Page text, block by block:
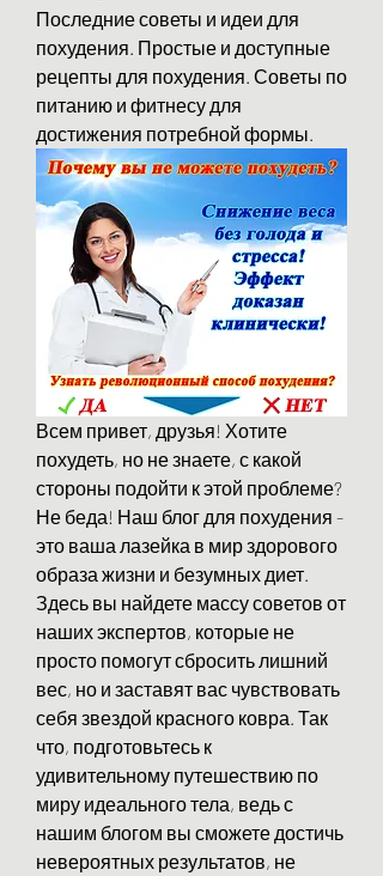
Последние советы и идеи для
похудения. Простые и доступные
рецепты для похудения. Советы по
питанию и фитнесу для
достижения потребной формы.
Всем привет, друзья! Хотите
похудеть, но не знаете, с какой
стороны подойти к этой проблеме?
Не беда! Наш блог для похудения -
это ваша лазейка в мир здорового
образа жизни и безумных диет.
Здесь вы найдете массу советов от
наших экспертов, которые не
просто помогут сбросить лишний
вес, но и заставят вас чувствовать
себя звездой красного ковра. Так
что, подготовьтесь к
удивительному путешествию по
миру идеального тела, ведь с
нашим блогом вы сможете достичь
невероятных результатов, не